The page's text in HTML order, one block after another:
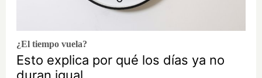
¿El tiempo vuela?
Esto explica por qué los días ya no